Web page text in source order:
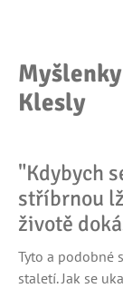
Klesly
"Kdybych
stříbrnou
životě
Tyto a podobné
staletí. Jak se